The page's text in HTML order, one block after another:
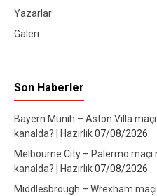
Yazarlar
Galeri
Son Haberler
Bayern Münih – Aston Villa
kanalda? | Hazırlık07/08/2026
Melbourne City – Palermo
kanalda? | Hazırlık07/08/2026
Middlesbrough – Wrexham